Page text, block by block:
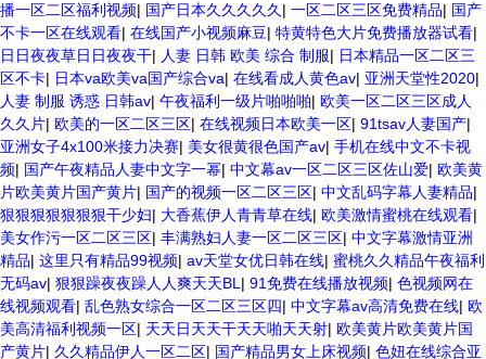
播一区二区福利视频| 国产日本久久久久久 | 一区二区三区免费精品| 国产
不卡一区在线观看| 在线国产小视频麻豆| 特黄特色大片免费播放器试看|
日日夜夜草日日夜夜干| 人妻 日韩 欧美 综合 制服| 日本精品一区二区三
区不卡| 日本va欧美va国产综合va| 在线看成人黄色av| 亚洲天堂性2020|
人妻 制服 诱惑 日韩av| 午夜福利一级片啪啪啪| 欧美一区二区三区成人
久久片| 欧美的一区二区三区| 在线视频日本欧美一区| 91tsav人妻国产|
亚洲女子4x100米接力决赛| 美女很黄很色国产av| 手机在线中文不卡视
频| 国产午夜精品人妻中文字一幂| 中文幕av一区二区三区佐山爱| 欧美黄
片欧美黄片国产黄片| 国产的视频一区二区三区| 中文乱码字幕人妻精品|
狠狠狠狠狠狠狠干少妇| 大香蕉伊人青青草在线| 欧美激情蜜桃在线观看|
美女作污一区二区三区| 丰满熟妇人妻一区二区三区| 中文字幕激情亚洲
精品| 这里只有精品99视频| av天堂女优日韩在线| 蜜桃久久精品午夜福利
无码av| 狠狠躁夜夜躁人人爽天天BL | 91免费在线播放视频| 色视频网在
线视频观看| 乱色熟女综合一区二区三区四| 中文字幕av高清免费在线| 欧
美高清福利视频一区| 天天日天天干天天啪天天射| 欧美黄片欧美黄片国
产黄片| 久久精品伊人一区二区| 国产精品男女上床视频| 色妞在线综合亚